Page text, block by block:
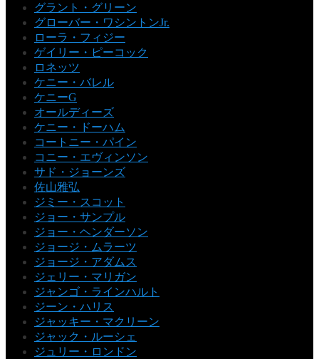
グラント・グリーン
グローバー・ワシントンJr.
ローラ・フィジー
ゲイリー・ピーコック
ロネッツ
ケニー・バレル
ケニーG
オールディーズ
ケニー・ドーハム
コートニー・パイン
コニー・エヴィンソン
サド・ジョーンズ
佐山雅弘
ジミー・スコット
ジョー・サンプル
ジョー・ヘンダーソン
ジョージ・ムラーツ
ジョージ・アダムス
ジェリー・マリガン
ジャンゴ・ラインハルト
ジーン・ハリス
ジャッキー・マクリーン
ジャック・ルーシェ
ジュリー・ロンドン